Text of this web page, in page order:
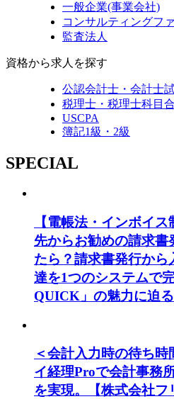
一般企業(事業会社)
コンサルティングフ
監査法人
資格から求人を探す
公認会計士・会計士
税理士・税理士科目
USCPA
簿記1級・2級
SPECIAL
【電帳法・インボイ
先からお勧めの請求
たら？請求書発行から
達を1つのシステムで
QUICK」の魅力に迫る
＜会計入力時の待ち
イ経理Proで会計事務
を実現。【株式会社